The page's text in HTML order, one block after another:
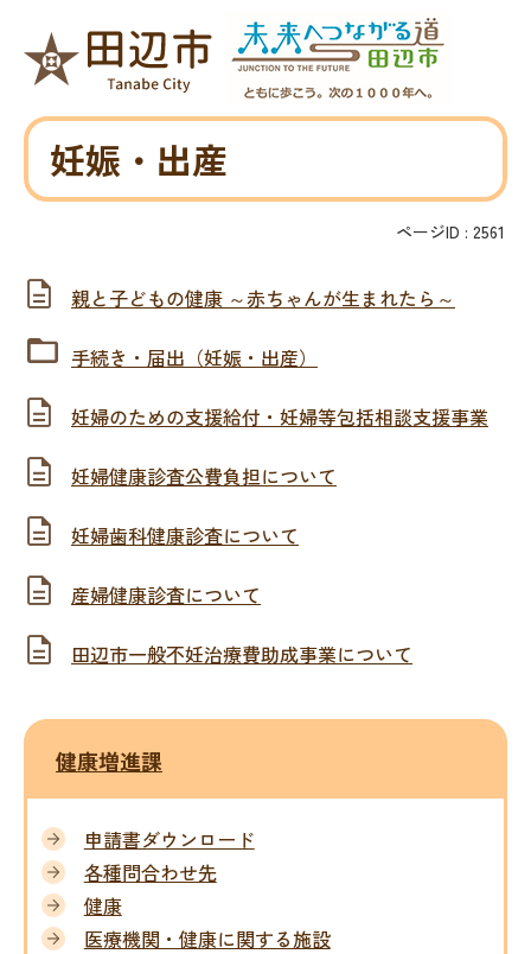
妊娠・出産
ページID : 2561
親と子どもの健康 ～赤ちゃんが生まれたら～
手続き・届出（妊娠・出産）
妊婦のための支援給付・妊婦等包括相談支援事業
妊婦健康診査公費負担について
妊婦歯科健康診査について
産婦健康診査について
田辺市一般不妊治療費助成事業について
健康増進課
申請書ダウンロード
各種問合わせ先
健康
医療機関・健康に関する施設